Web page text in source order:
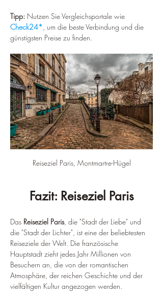
Tipp: Nutzen Sie Vergleichsportale wie
Check24*, um die beste Verbindung und die
günstigsten Preise zu finden.
Reiseziel Paris, Montmartre-Hügel
Fazit: Reiseziel Paris
Das Reiseziel Paris, die "Stadt der Liebe" und
die "Stadt der Lichter", ist eine der beliebtesten
Reiseziele der Welt. Die französische
Hauptstadt zieht jedes Jahr Millionen von
Besuchern an, die von der romantischen
Atmosphäre, der reichen Geschichte und der
vielfältigen Kultur angezogen werden.